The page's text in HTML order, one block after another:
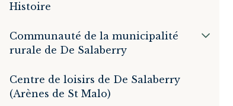
Histoire
Communauté de la municipalité
rurale de De Salaberry
Centre de loisirs de De Salaberry
(Arènes de St Malo)